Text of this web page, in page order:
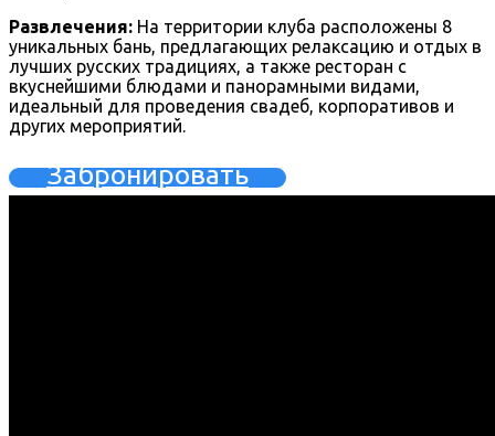
Развлечения: На территории клуба расположены 8
уникальных бань, предлагающих релаксацию и отдых в
лучших русских традициях, а также ресторан с
вкуснейшими блюдами и панорамными видами,
идеальный для проведения свадеб, корпоративов и
других мероприятий.
Забронировать